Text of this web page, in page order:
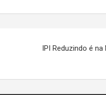
IPI Reduzindo é